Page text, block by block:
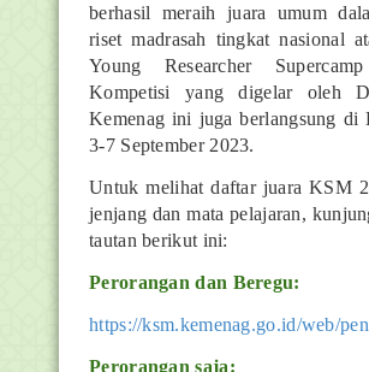
berhasil meraih juara umum
riset madrasah tingkat nasional
Young Researcher
Kompetisi yang digelar oleh
Kemenag ini juga berlangsung di
3-7 September 2023.
Untuk melihat daftar juara KSM
jenjang dan mata pelajaran,
tautan berikut ini:
Perorangan dan Beregu:
https://ksm.kemenag.go.id/web/
Perorangan saja: